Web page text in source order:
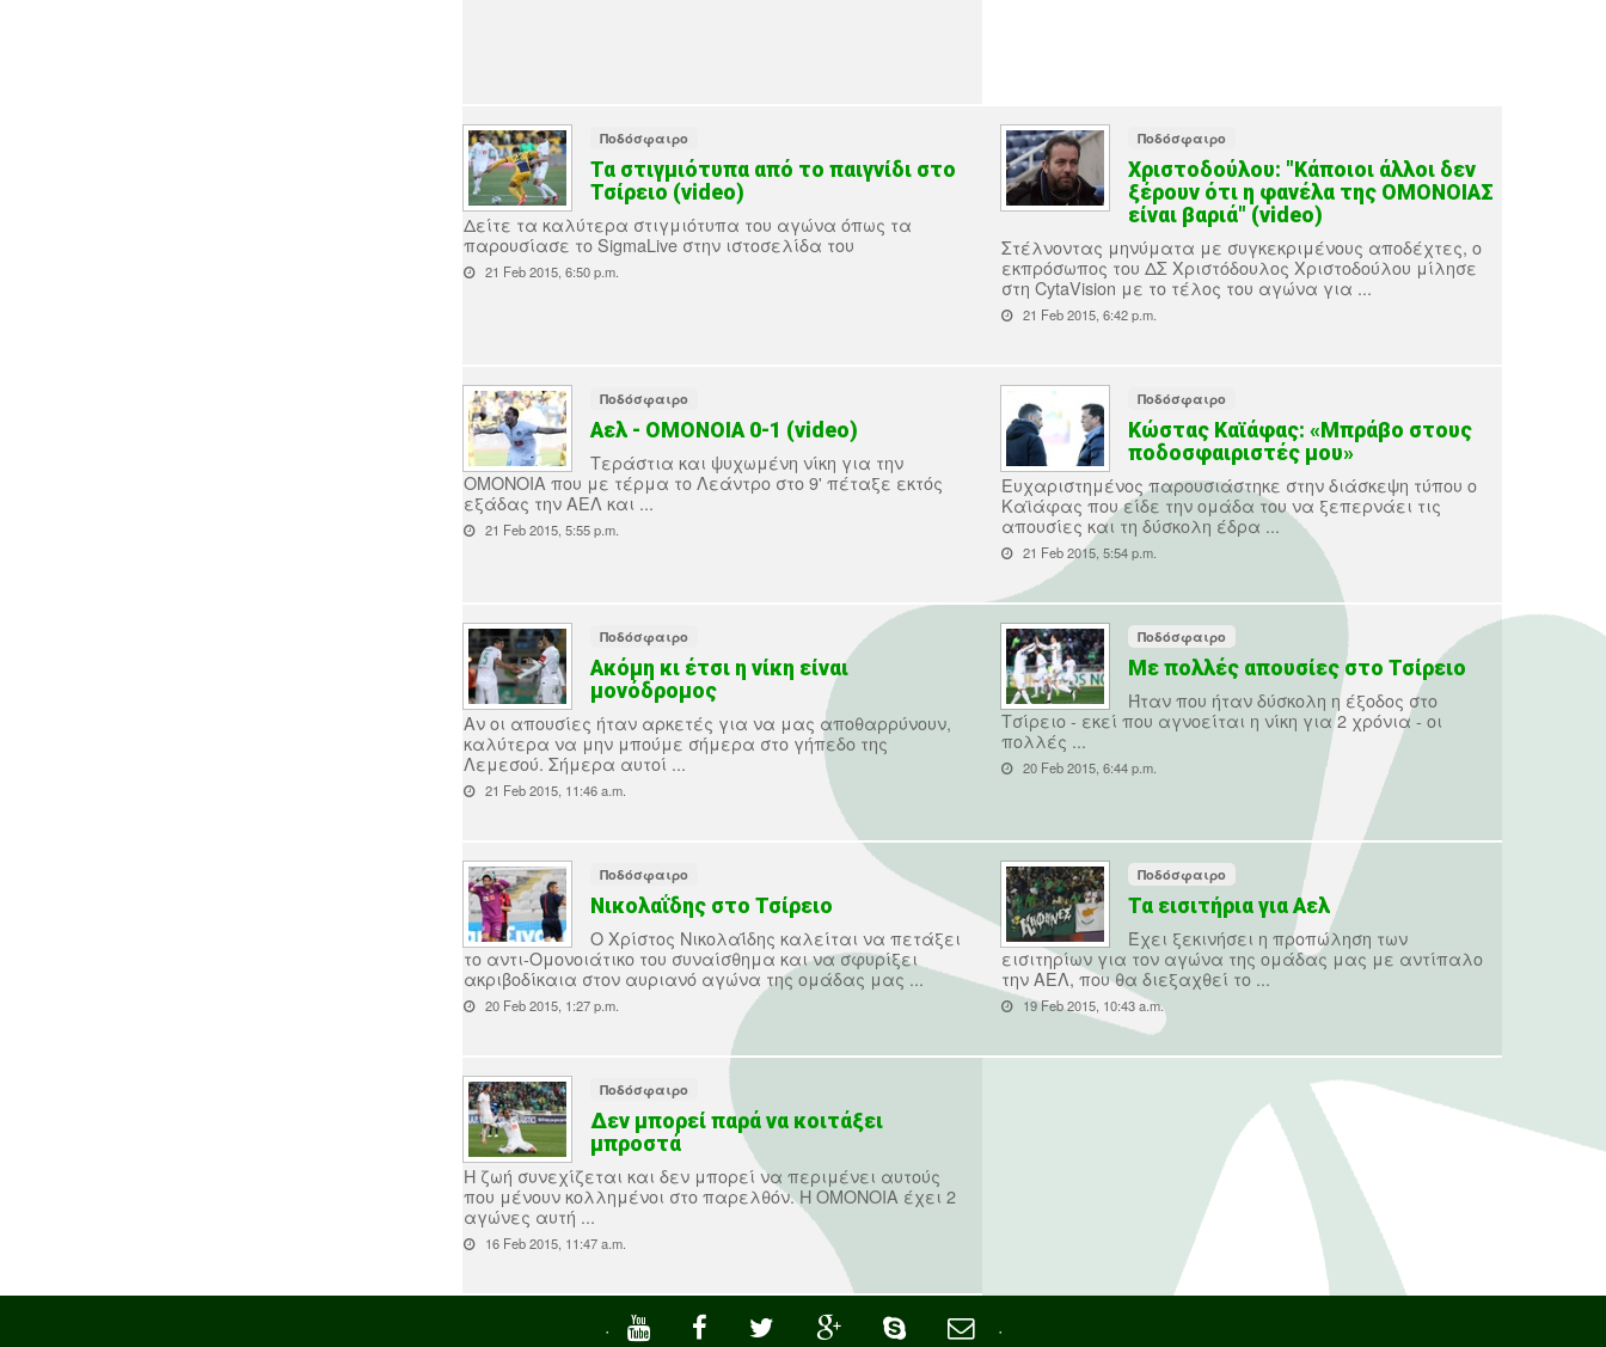
Ποδόσφαιρο
Τα στιγμιότυπα από το παιγνίδι στο
Τσίρειο (video)
Δείτε τα καλύτερα στιγμιότυπα του αγώνα όπως τα
παρουσίασε το SigmaLive στην ιστοσελίδα του
21 Feb 2015, 6:50 p.m.
Ποδόσφαιρο
Χριστοδούλου: "Κάποιοι άλλοι δεν
ξέρουν ότι η φανέλα της ΟΜΟΝΟΙΑΣ
είναι βαριά" (video)
Στέλνοντας μηνύματα με συγκεκριμένους αποδέχτες, ο
εκπρόσωπος του ΔΣ Χριστόδουλος Χριστοδούλου μίλησε
στη CytaVision με το τέλος του αγώνα για ...
21 Feb 2015, 6:42 p.m.
Ποδόσφαιρο
Αελ - ΟΜΟΝΟΙΑ 0-1 (video)
Τεράστια και ψυχωμένη νίκη για την
ΟΜΟΝΟΙΑ που με τέρμα το Λεάντρο στο 9' πέταξε εκτός
εξάδας την ΑΕΛ και ...
21 Feb 2015, 5:55 p.m.
Ποδόσφαιρο
Κώστας Καϊάφας: «Μπράβο στους
ποδοσφαιριστές μου»
Ευχαριστημένος παρουσιάστηκε στην διάσκεψη τύπου ο
Καϊάφας που είδε την ομάδα του να ξεπερνάει τις
απουσίες και τη δύσκολη έδρα ...
21 Feb 2015, 5:54 p.m.
Ποδόσφαιρο
Ακόμη κι έτσι η νίκη είναι
μονόδρομος
Αν οι απουσίες ήταν αρκετές για να μας αποθαρρύνουν,
καλύτερα να μην μπούμε σήμερα στο γήπεδο της
Λεμεσού. Σήμερα αυτοί ...
21 Feb 2015, 11:46 a.m.
Ποδόσφαιρο
Με πολλές απουσίες στο Τσίρειο
Ήταν που ήταν δύσκολη η έξοδος στο
Τσίρειο - εκεί που αγνοείται η νίκη για 2 χρόνια - οι
πολλές ...
20 Feb 2015, 6:44 p.m.
Ποδόσφαιρο
Νικολαΐδης στο Τσίρειο
Ο Χρίστος Νικολαΐδης καλείται να πετάξει
το αντι-Ομονοιάτικο του συναίσθημα και να σφυρίξει
ακριβοδίκαια στον αυριανό αγώνα της ομάδας μας ...
20 Feb 2015, 1:27 p.m.
Ποδόσφαιρο
Τα εισιτήρια για Αελ
Έχει ξεκινήσει η προπώληση των
εισιτηρίων για τον αγώνα της ομάδας μας με αντίπαλο
την ΑΕΛ, που θα διεξαχθεί το ...
19 Feb 2015, 10:43 a.m.
Ποδόσφαιρο
Δεν μπορεί παρά να κοιτάξει
μπροστά
Η ζωή συνεχίζεται και δεν μπορεί να περιμένει αυτούς
που μένουν κολλημένοι στο παρελθόν. Η ΟΜΟΝΟΙΑ έχει 2
αγώνες αυτή ...
16 Feb 2015, 11:47 a.m.
· ·